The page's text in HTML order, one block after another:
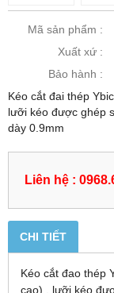
Mã sản phẩm :
Xuất xứ :
Bảo hành :
Kéo cắt đai thép
lưỡi kéo được ghép
dày 0.9mm
Liên hệ :
CHI TIẾT
Kéo cắt đao thép
cao) , lưỡi kéo